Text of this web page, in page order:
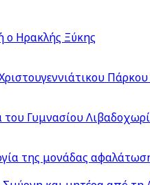
o Ηρακλής Ξύκης
του Γυμνασίου
της μονάδας